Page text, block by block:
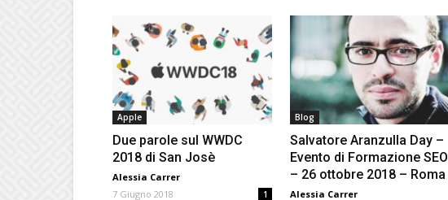
Apple
Due parole sul WWDC
2018 di San Josè
Alessia Carrer
7 Giugno 2018
1
Blog
Salvatore Aranzulla Day –
Evento di Formazione SEO
– 26 ottobre 2018 – Roma
Alessia Carrer